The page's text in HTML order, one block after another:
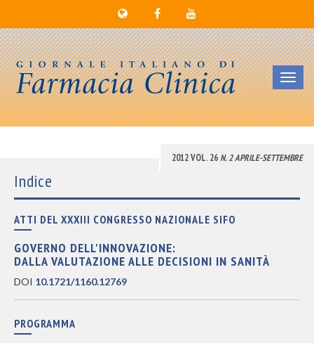
2012 VOL. 26N. 2 APRILE-SETTEMBRE
Indice
ATTI DEL XXXIII CONGRESSO NAZIONALE SIFO
GOVERNO DELL'INNOVAZIONE:
DALLA VALUTAZIONE ALLE DECISIONI IN SANITÀ
DOI 10.1721/1160.12769
PROGRAMMA